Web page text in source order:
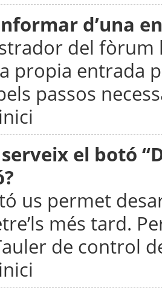
d’una
del
propia entrada
passos
el botó
us permet
més tard.
de control